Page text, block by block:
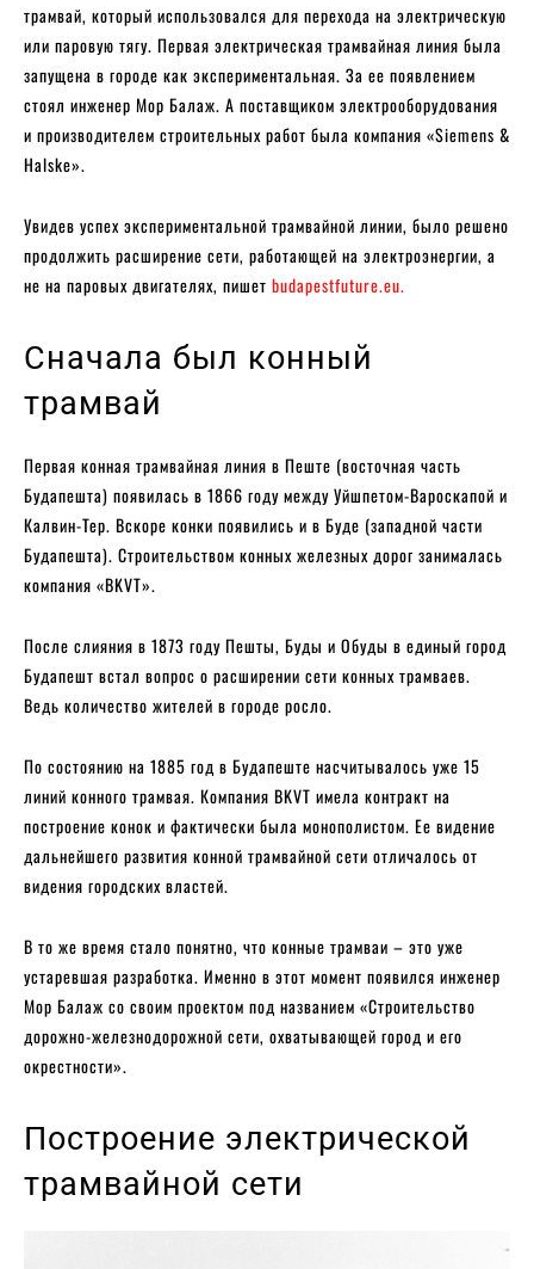
трамвай, который использовался для перехода на электрическую
или паровую тягу. Первая электрическая трамвайная линия была
запущена в городе как экспериментальная. За ее появлением
стоял инженер Мор Балаж. А поставщиком электрооборудования
и производителем строительных работ была компания «Siemens &
Halske».
Увидев успех экспериментальной трамвайной линии, было решено
продолжить расширение сети, работающей на электроэнергии, а
не на паровых двигателях, пишет budapestfuture.eu.
Сначала был конный
трамвай
Первая конная трамвайная линия в Пеште (восточная часть
Будапешта) появилась в 1866 году между Уйшпетом-Вароскапой и
Калвин-Тер. Вскоре конки появились и в Буде (западной части
Будапешта). Строительством конных железных дорог занималась
компания «BKVT».
После слияния в 1873 году Пешты, Буды и Обуды в единый город
Будапешт встал вопрос о расширении сети конных трамваев.
Ведь количество жителей в городе росло.
По состоянию на 1885 год в Будапеште насчитывалось уже 15
линий конного трамвая. Компания BKVT имела контракт на
построение конок и фактически была монополистом. Ее видение
дальнейшего развития конной трамвайной сети отличалось от
видения городских властей.
В то же время стало понятно, что конные трамваи – это уже
устаревшая разработка. Именно в этот момент появился инженер
Мор Балаж со своим проектом под названием «Строительство
дорожно-железнодорожной сети, охватывающей город и его
окрестности».
Построение электрической
трамвайной сети